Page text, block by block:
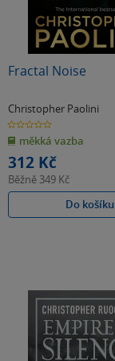
Fractal Noise
Christopher Paolini
0.0
z
5
hvězdiček
měkká vazba
312 Kč
Běžně 349 Kč
Do košíku